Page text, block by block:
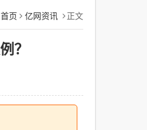
首页 亿网资讯 正文
？